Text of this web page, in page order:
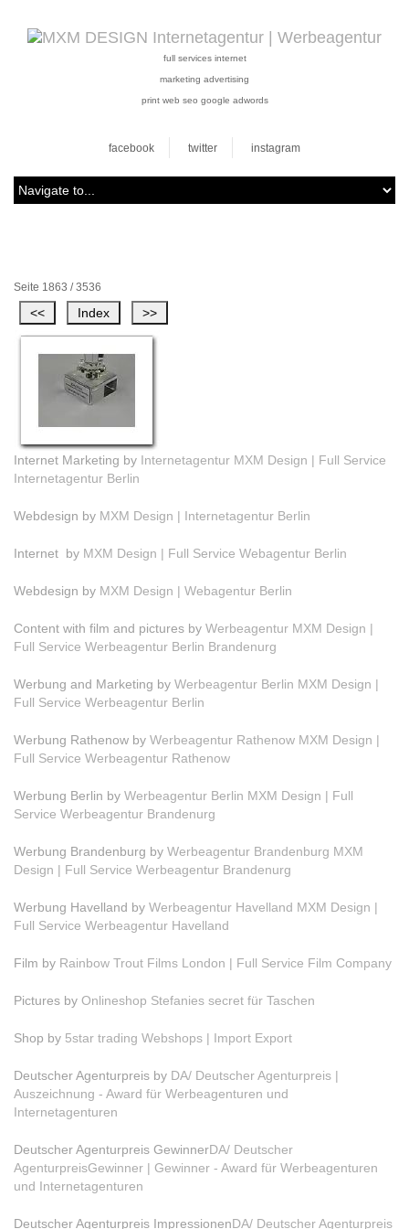
full services internet
marketing advertising
print web seo google adwords
facebook twitter instagram
Seite 1863 / 3536
Internet Marketing by Internetagentur MXM Design | Full Service
Internetagentur Berlin
Webdesign by MXM Design | Internetagentur Berlin
Internet by MXM Design | Full Service Webagentur Berlin
Webdesign by MXM Design | Webagentur Berlin
Content with film and pictures by Werbeagentur MXM Design |
Full Service Werbeagentur Berlin Brandenurg
Werbung and Marketing by Werbeagentur Berlin MXM Design |
Full Service Werbeagentur Berlin
Werbung Rathenow by Werbeagentur Rathenow MXM Design |
Full Service Werbeagentur Rathenow
Werbung Berlin by Werbeagentur Berlin MXM Design | Full
Service Werbeagentur Brandenurg
Werbung Brandenburg by Werbeagentur Brandenburg MXM
Design | Full Service Werbeagentur Brandenurg
Werbung Havelland by Werbeagentur Havelland MXM Design |
Full Service Werbeagentur Havelland
Film by Rainbow Trout Films London | Full Service Film Company
Pictures by Onlineshop Stefanies secret für Taschen
Shop by 5star trading Webshops | Import Export
Deutscher Agenturpreis by DA/ Deutscher Agenturpreis |
Auszeichnung - Award für Werbeagenturen und
Internetagenturen
Deutscher Agenturpreis GewinnerDA/ Deutscher
AgenturpreisGewinner | Gewinner - Award für Werbeagenturen
und Internetagenturen
Deutscher Agenturpreis ImpressionenDA/ Deutscher Agenturpreis